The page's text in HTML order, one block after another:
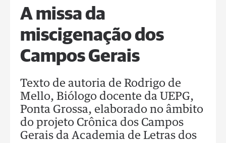
A missa da
miscigenação dos
Campos Gerais
Texto de autoria de Rodrigo de
Mello, Biólogo docente da UEPG,
Ponta Grossa, elaborado no âmbito
do projeto Crônica dos Campos
Gerais da Academia de Letras dos